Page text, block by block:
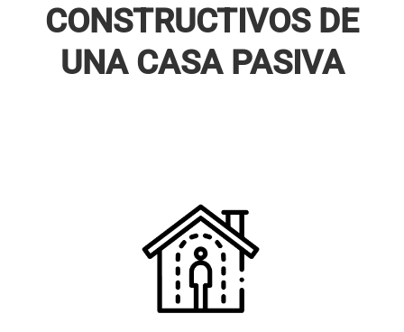
CONSTRUCTIVOS DE
UNA CASA PASIVA